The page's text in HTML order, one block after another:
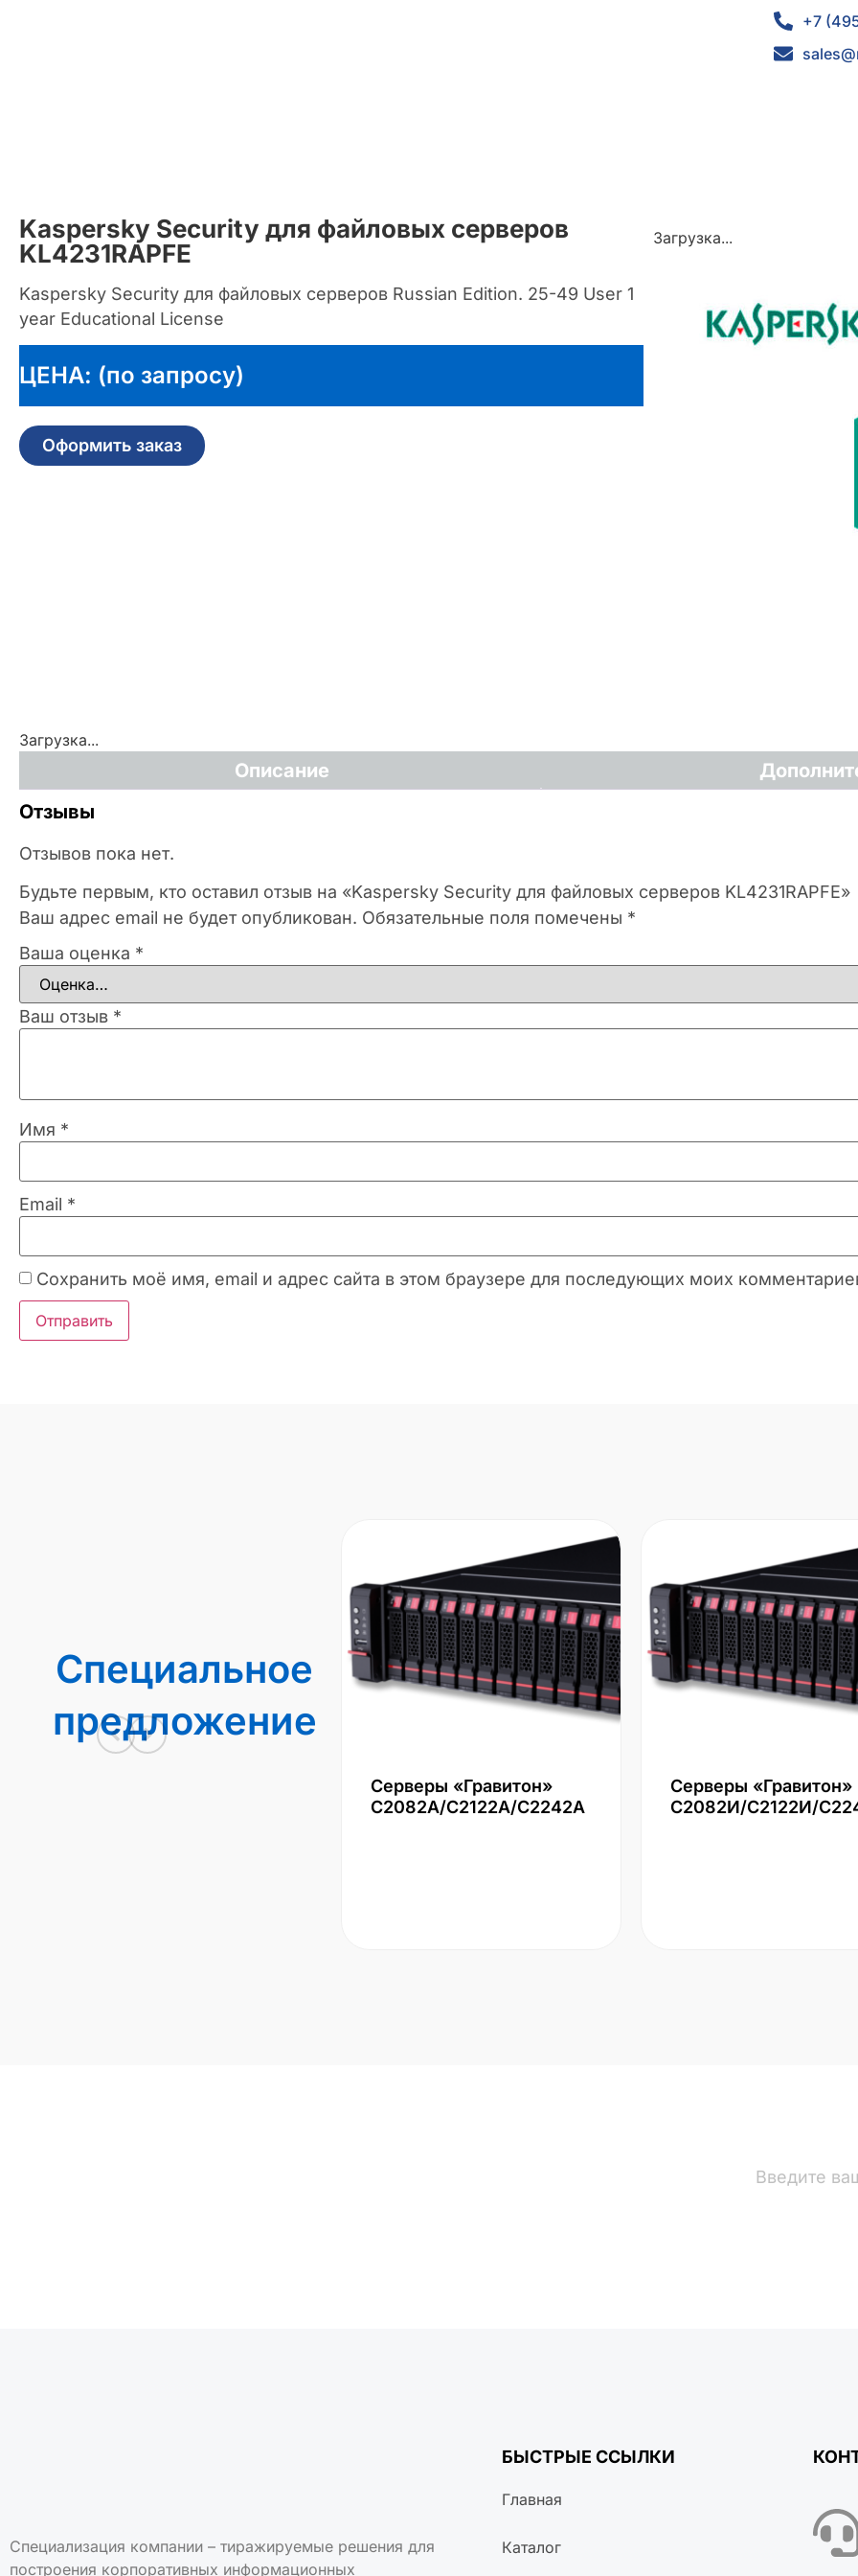
+7
Kaspersky Security для файловых серверов
KL4231RAPFE
Kaspersky Security для файловых серверов Russian Edition. 25-49 User 1
year Educational License
ЦЕНА: (по запросу)
Оформить заказ
Загрузка...
Загрузка...
Описание
Отзывы
Отзывов пока нет.
Будьте первым, кто оставил отзыв на «Kaspersky Security для файловых серверов KL4231RAPFE»
Ваш адрес email не будет опубликован. Обязательные поля помечены *
Ваша оценка *
Ваш отзыв *
Имя *
Email *
Сохранить моё имя, email и адрес сайта в этом браузере для последующих моих
Специальное
предложение
Серверы «Гравитон»
С2082А/С2122А/С2242А
Серверы «Гравитон»
С2082И/С2122И/
Специализация компании – тиражируемые решения для
построения корпоративных информационных
БЫСТРЫЕ ССЫЛКИ
Главная
Каталог